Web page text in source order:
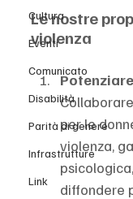
Cultura
Eventi
Comunicato
Disabilità
Parità di genere
Infrastrutture
Link
Le nostre
violenza
per le
violenza,
diffondere